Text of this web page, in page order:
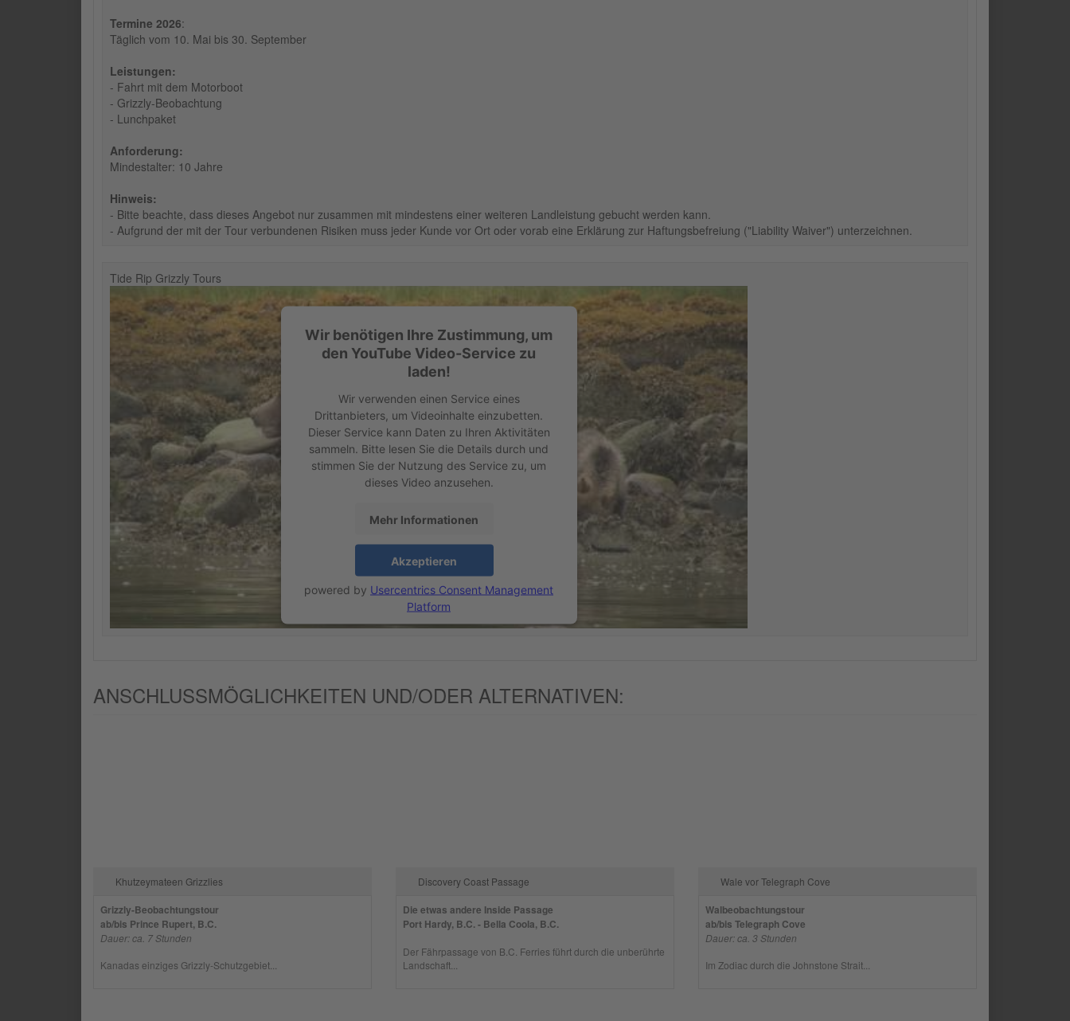
Termine 2026:
Täglich vom 10. Mai bis 30. September
Leistungen:
- Fahrt mit dem Motorboot
- Grizzly-Beobachtung
- Lunchpaket
Anforderung:
Mindestalter: 10 Jahre
Hinweis:
- Bitte beachte, dass dieses Angebot nur zusammen mit mindestens einer weiteren Landleistung gebucht werden kann.
- Aufgrund der mit der Tour verbundenen Risiken muss jeder Kunde vor Ort oder vorab eine Erklärung zur Haftungsbefreiung ("Liability Waiver") unterzeichnen.
Tide Rip Grizzly Tours
Wir benötigen Ihre Zustimmung, um
den YouTube Video-Service zu
laden!
Wir verwenden einen Service eines
Drittanbieters, um Videoinhalte einzubetten.
Dieser Service kann Daten zu Ihren Aktivitäten
sammeln. Bitte lesen Sie die Details durch und
stimmen Sie der Nutzung des Service zu, um
dieses Video anzusehen.
Mehr Informationen
Akzeptieren
powered by Usercentrics Consent Management
Platform
ANSCHLUSSMÖGLICHKEITEN UND/ODER ALTERNATIVEN:
Khutzeymateen Grizzlies
Grizzly-Beobachtungstour
ab/bis Prince Rupert, B.C.
Dauer: ca. 7 Stunden
Kanadas einziges Grizzly-Schutzgebiet...
Discovery Coast Passage
Die etwas andere Inside Passage
Port Hardy, B.C. - Bella Coola, B.C.
Der Fährpassage von B.C. Ferries führt durch die unberührte
Landschaft...
Wale vor Telegraph Cove
Walbeobachtungstour
ab/bis Telegraph Cove
Dauer: ca. 3 Stunden
Im Zodiac durch die Johnstone Strait...